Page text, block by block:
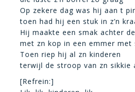
Op zekere dag was hij aan t
toen had hij een stuk in z’n
Hij maakte een smak achter
met zn kop in een emmer met
Toen riep hij al zn kinderen
terwijl de stroop van zn sikkie
[Refrein:]